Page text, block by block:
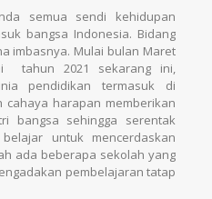
semua sendi kehidupan
bangsa Indonesia. Bidang
imbasnya. Mulai bulan Maret
tahun 2021 sekarang ini,
pendidikan termasuk di
cahaya harapan memberikan
bangsa sehingga serentak
untuk mencerdaskan
ada beberapa sekolah yang
pembelajaran tatap